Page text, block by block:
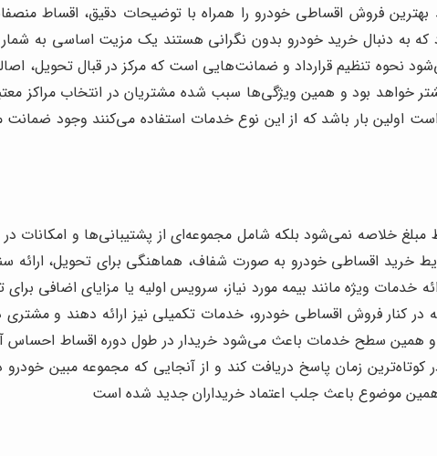
فروش اقساطی خودرو را همراه با توضیحات دقیق، اقساط
به دنبال خرید خودرو بدون نگرانی هستند یک مزیت اساسی به شمار
تنظیم قرارداد و ضمانت‌هایی است که مرکز در قبال تحویل،
خواهد بود و همین ویژگی‌ها سبب شده مشتریان در انتخاب مراکز
اولین بار باشد که از این نوع خدمات استفاده می‌کنند وجود ضمانت
خلاصه نمی‌شود بلکه شامل مجموعه‌ای از پشتیبانی‌ها و
اقساطی خودرو به صورت شفاف، هماهنگی برای تحویل، ارائه
ویژه مانند بیمه مورد نیاز، سرویس اولیه یا مزایای اضافی برای
در کنار فروش اقساطی خودرو، خدمات تکمیلی نیز ارائه دهند و
و همین سطح خدمات باعث می‌شود خریدار در طول دوره اقساط
کوتاه‌ترین زمان پاسخ دریافت کند و از آنجایی که مجموعه مبین
همین موضوع باعث جلب اعتماد خریداران جدید شده است